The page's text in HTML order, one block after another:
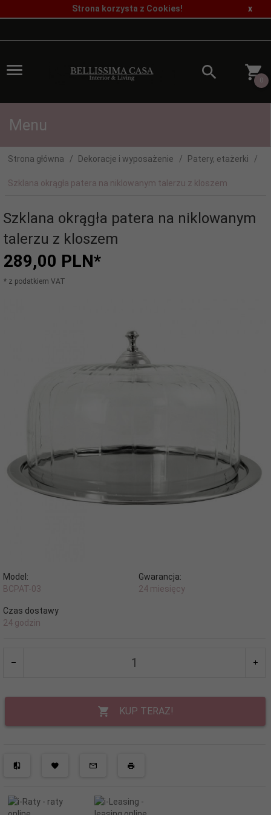
Strona korzysta z Cookies! x
0
Menu
Strona główna Dekoracje i wyposażenie Patery, etażerki
Szklana okrągła patera na niklowanym talerzu z kloszem
Szklana okrągła patera na niklowanym
talerzu z kloszem
289,00 PLN*
* z podatkiem VAT
Model:
BCPAT-03
Gwarancja:
24 miesięcy
Czas dostawy
24 godzin
KUP TERAZ!